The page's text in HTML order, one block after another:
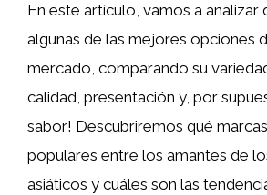
En este artículo, vamos a analizar
algunas de las mejores opciones
mercado, comparando su
calidad, presentación y, por
sabor! Descubriremos qué
populares entre los amantes de
asiáticos y cuáles son las